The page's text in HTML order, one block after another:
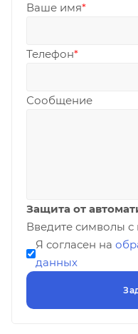
Ваше имя*
Телефон*
Сообщение
Защита от
Введите символы с
Я согласен на
данных